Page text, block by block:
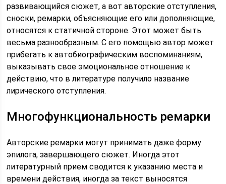
развивающийся сюжет, а вот авторские отступления,
сноски, ремарки, объясняющие его или дополняющие,
относятся к статичной стороне. Этот может быть
весьма разнообразным. С его помощью автор может
прибегать к автобиографическим воспоминаниям,
выказывать свое эмоциональное отношение к
действию, что в литературе получило название
лирического отступления.
Многофункциональность ремарки
Авторские ремарки могут принимать даже форму
эпилога, завершающего сюжет. Иногда этот
литературный прием сводится к указанию места и
времени действия, иногда за текст выносятся